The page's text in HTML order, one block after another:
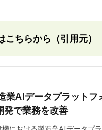
ちらから（引用元）
業AIデータプラットフ
発で業務を改善